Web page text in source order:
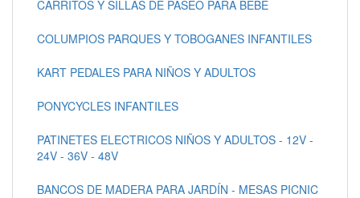
CARRITOS Y SILLAS DE PASEO PARA BEBÉ
COLUMPIOS PARQUES Y TOBOGANES INFANTILES
KART PEDALES PARA NIÑOS Y ADULTOS
PONYCYCLES INFANTILES
PATINETES ELECTRICOS NIÑOS Y ADULTOS - 12V -
24V - 36V - 48V
BANCOS DE MADERA PARA JARDÍN - MESAS PICNIC